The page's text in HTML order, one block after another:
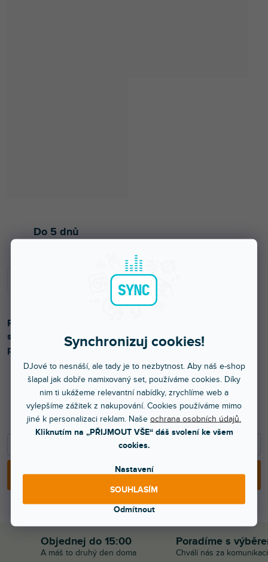
Synchronizuj cookies!
DJové to nesnáší, ale tady je to nezbytnost. Aby náš e-shop
šlapal jak dobře namixovaný set, používáme cookies. Díky
nim ti ukážeme relevantní nabídky, zrychlíme web a
vylepšíme zážitek z nakupování. Cookies používáme mimo
jiné k personalizaci reklam. Naše ochrana osobních údajů.
Kliknutím na „PŘIJMOUT VŠE“ dáš svolení ke všem
cookies.
Nastavení
Odmítnout
SOUHLASÍM
329 Kč
272 Kč bez DPH
Do 5 dnů
PŘIDAT DO KOŠÍKU
Robustní ABS běhoun o délce 45 cm pro profesionální
stavbu kufrů. Poskytuje hladký posuv a snadnou montáž
pomocí nýtů či šroubů.
Objednej do 15:00
A máš to druhý den doma
Poradíme s
Chválí nás za komunikaci